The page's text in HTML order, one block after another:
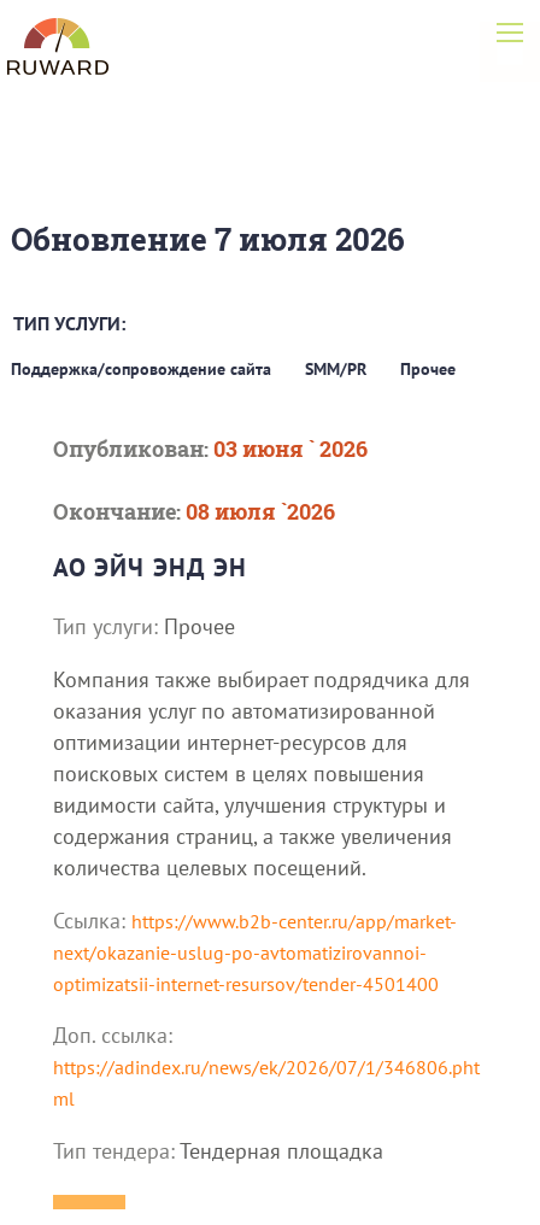
Обновление 7 июля 2026
ТИП УСЛУГИ:
Поддержка/сопровождение сайта SMM/PR Прочее
Опубликован:03 июня ` 2026
Окончание:08 июля `2026
АО ЭЙЧ ЭНД ЭН
Тип услуги: Прочее
Компания также выбирает подрядчика для
оказания услуг по автоматизированной
оптимизации интернет-ресурсов для
поисковых систем в целях повышения
видимости сайта, улучшения структуры и
содержания страниц, а также увеличения
количества целевых посещений.
Ссылка: https://www.b2b-center.ru/app/market-
next/okazanie-uslug-po-avtomatizirovannoi-
optimizatsii-internet-resursov/tender-4501400
Доп. cсылка:
https://adindex.ru/news/ek/2026/07/1/346806.pht
ml
Тип тендера:Тендерная площадка